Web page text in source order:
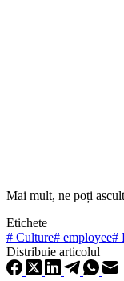
Mai mult, ne poți
Etichete
# Culture# employee#
Distribuie articolul